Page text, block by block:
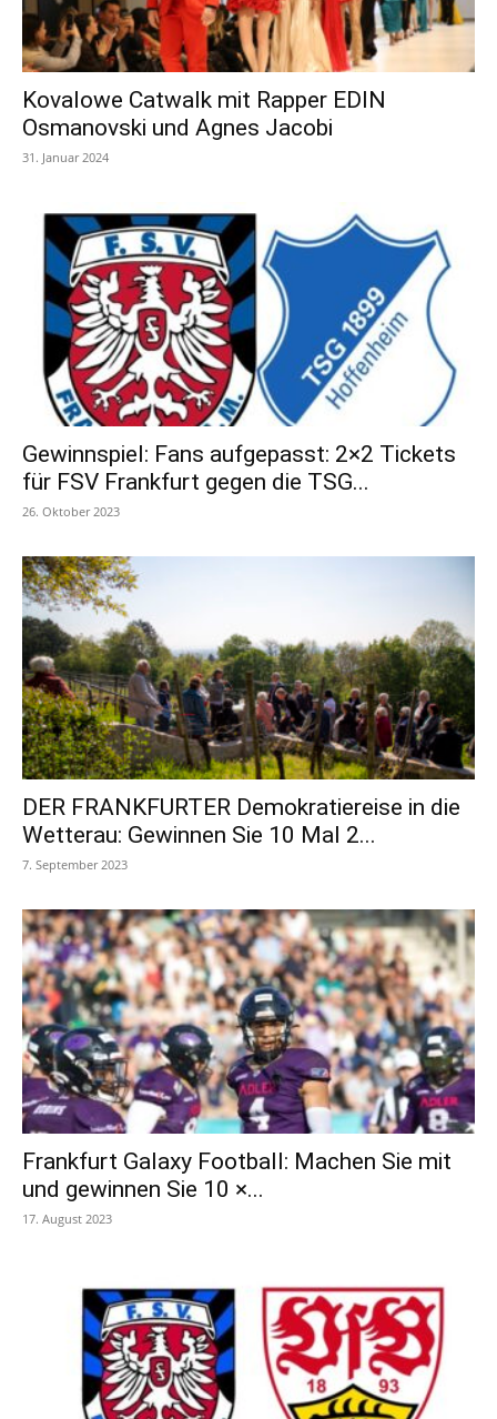
Kovalowe Catwalk mit Rapper EDIN
Osmanovski und Agnes Jacobi
31. Januar 2024
Gewinnspiel: Fans aufgepasst: 2×2 Tickets
für FSV Frankfurt gegen die TSG...
26. Oktober 2023
DER FRANKFURTER Demokratiereise in die
Wetterau: Gewinnen Sie 10 Mal 2...
7. September 2023
Frankfurt Galaxy Football: Machen Sie mit
und gewinnen Sie 10 ×...
17. August 2023